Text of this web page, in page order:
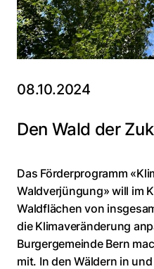
08.10.2024
Den Wald der
Das Förderprogramm
Waldverjüngung» will im
Waldflächen von
die Klimaveränderung
Burgergemeinde Bern
mit. In den Wäldern in